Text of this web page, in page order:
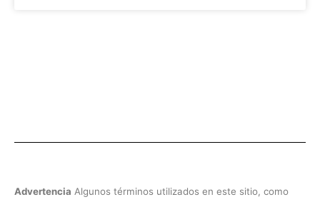
Advertencia Algunos términos utilizados en este sitio, como